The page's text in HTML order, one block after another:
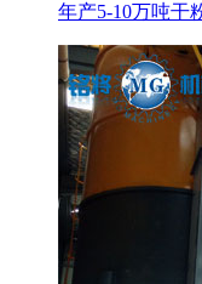
年产5-10万吨干